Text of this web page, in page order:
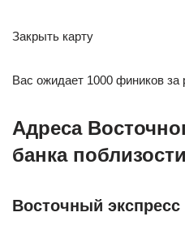
Закрыть карту
Вас ожидает 1000 фиников за
Адреса
банка поблизости
Восточный экспресс